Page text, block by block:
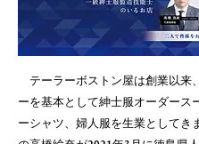
テーラーボストン屋は創業以来
ーを基本として紳士服オーダース
ーシャツ、婦人服を生業としてき